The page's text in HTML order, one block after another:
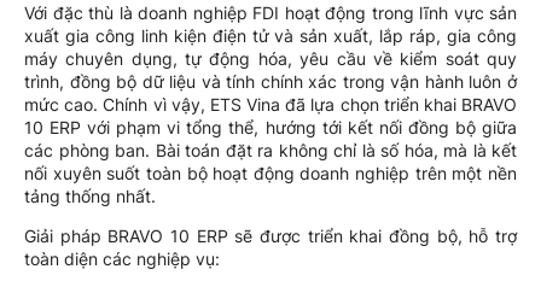
Với đặc thù là doanh nghiệp FDI hoạt động trong lĩnh vực sản
xuất gia công linh kiện điện tử và sản xuất, lắp ráp, gia công
máy chuyên dụng, tự động hóa, yêu cầu về kiểm soát quy
trình, đồng bộ dữ liệu và tính chính xác trong vận hành luôn ở
mức cao. Chính vì vậy, ETS Vina đã lựa chọn triển khai BRAVO
10 ERP với phạm vi tổng thể, hướng tới kết nối đồng bộ giữa
các phòng ban. Bài toán đặt ra không chỉ là số hóa, mà là kết
nối xuyên suốt toàn bộ hoạt động doanh nghiệp trên một nền
tảng thống nhất.
Giải pháp BRAVO 10 ERP sẽ được triển khai đồng bộ, hỗ trợ
toàn diện các nghiệp vụ: